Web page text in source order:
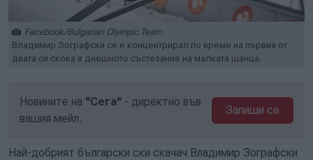
Facebook/Bulgarian Olympic Team
Владимир Зографски се е концентрирал по време на първия от
двата си скока в днешното състезание на малката шанца.
Новините на "Сега" - директно във
вашия мейл.
Запиши се
Най-добрият български ски скачач Владимир Зографски